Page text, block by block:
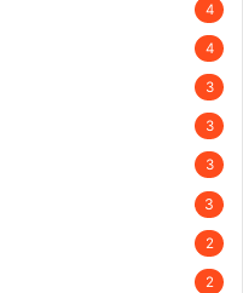
4
4
3
3
3
3
2
2